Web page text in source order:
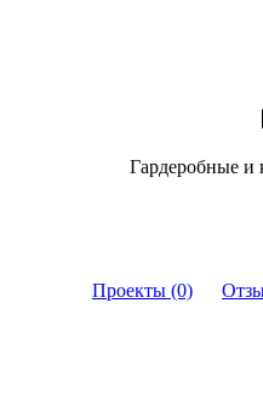
Проекты (0)
Гардеробные и